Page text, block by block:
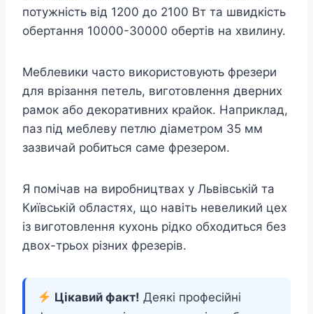
потужність від 1200 до 2100 Вт та швидкість
обертання 10000-30000 обертів на хвилину.
Меблевики часто використовують фрезери
для врізання петель, виготовлення дверних
рамок або декоративних крайок. Наприклад,
паз під меблеву петлю діаметром 35 мм
зазвичай робиться саме фрезером.
Я помічав на виробництвах у Львівській та
Київській областях, що навіть невеликий цех
із виготовлення кухонь рідко обходиться без
двох-трьох різних фрезерів.
Цікавий факт! Деякі професійні